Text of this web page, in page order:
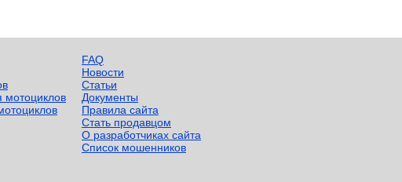
мотоциклов
FAQ
Новости
Статьи
Документы
Правила сайта
Стать продавцом
О разработчиках сайта
Список мошенников